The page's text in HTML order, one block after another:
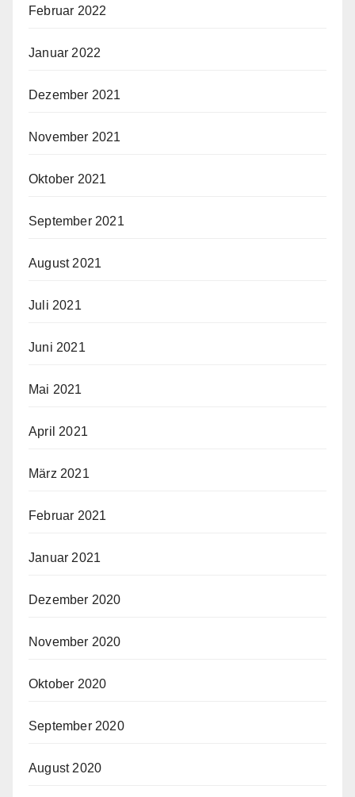
Februar 2022
Januar 2022
Dezember 2021
November 2021
Oktober 2021
September 2021
August 2021
Juli 2021
Juni 2021
Mai 2021
April 2021
März 2021
Februar 2021
Januar 2021
Dezember 2020
November 2020
Oktober 2020
September 2020
August 2020